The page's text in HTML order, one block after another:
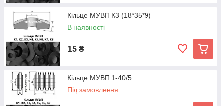
Кільце МУВП К3 (18*35*9)
В наявності
15 ₴
Кільце МУВП 1-40/5
Під замовлення